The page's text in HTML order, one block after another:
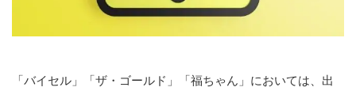
「バイセル」「ザ・ゴールド」「福ちゃん」においては、出